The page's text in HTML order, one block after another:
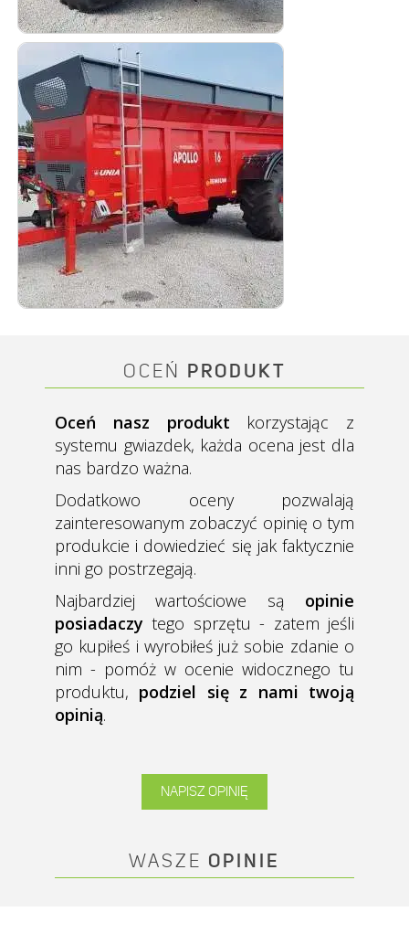
OCEŃ PRODUKT
Oceń nasz produkt korzystając z
systemu gwiazdek, każda ocena jest dla
nas bardzo ważna.
Dodatkowo oceny pozwalają
zainteresowanym zobaczyć opinię o tym
produkcie i dowiedzieć się jak faktycznie
inni go postrzegają.
Najbardziej wartościowe są opinie
posiadaczytego sprzętu - zatem jeśli
go kupiłeś i wyrobiłeś już sobie zdanie o
nim - pomóż w ocenie widocznego tu
produktu, podziel się z nami twoją
opinią.
NAPISZ OPINIĘ
WASZE OPINIE